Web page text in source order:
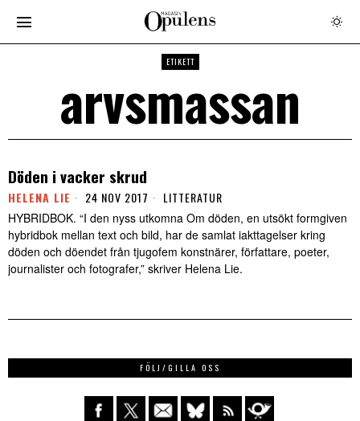
ETIKETT
arvsmassan
Döden i vacker skrud
HELENA LIE 24 NOV 2017 LITTERATUR
HYBRIDBOK. “I den nyss utkomna Om döden, en utsökt formgiven
hybridbok mellan text och bild, har de samlat iakttagelser kring
döden och döendet från tjugofem konstnärer, författare, poeter,
journalister och fotografer,” skriver Helena Lie.
FÖLJ/GILLA OSS